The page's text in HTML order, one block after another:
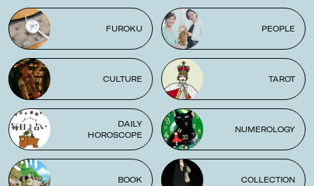
FUROKU PEOPLE
CULTURE TAROT
DAILY
HOROSCOPE
NUMEROLOGY
BOOK COLLECTION